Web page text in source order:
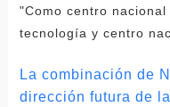
"Como centro
tecnología y centro
La combinación de
dirección futura de